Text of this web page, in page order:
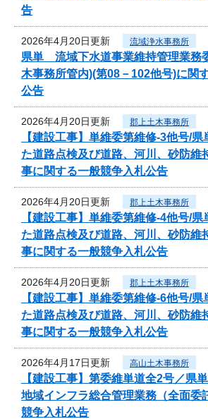
告
2026年4月20日更新 流域浄水事務所
県単 流域下水道事業維持管理業務
木事務所管内)(第08－102他号)に関
公告
2026年4月20日更新 郡上土木事務所
【建設工事】単維委第維修‐3他号/
た道路点検及び道路、河川、砂防維
事に関する一般競争入札公告
2026年4月20日更新 郡上土木事務所
【建設工事】単維委第維修‐4他号/
た道路点検及び道路、河川、砂防維
事に関する一般競争入札公告
2026年4月20日更新 郡上土木事務所
【建設工事】単維委第維修‐6他号/
た道路点検及び道路、河川、砂防維
事に関する一般競争入札公告
2026年4月17日更新 高山土木事務所
【建設工事】第委維単道全2号／県
地域インフラ総合管理業務（全面委
競争入札公告